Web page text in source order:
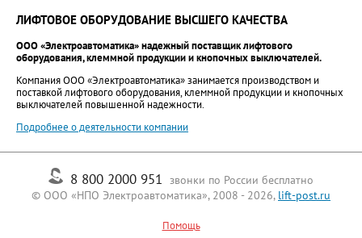
ЛИФТОВОЕ ОБОРУДОВАНИЕ ВЫСШЕГО КАЧЕСТВА
ООО «Электроавтоматика» надежный поставщик лифтового
оборудования, клеммной продукции и кнопочных выключателей.
Компания ООО «Электроавтоматика» занимается производством и
поставкой лифтового оборудования, клеммной продукции и кнопочных
выключателей повышенной надежности.
Подробнее о деятельности компании
8 800 2000 951 звонки по России бесплатно
© ООО «НПО Электроавтоматика», 2008 - 2026, lift-post.ru
Помощь